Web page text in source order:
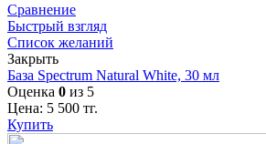
Сравнение
Быстрый взгляд
Список желаний
Закрыть
База Spectrum Natural White, 30 мл
Оценка 0 из 5
Цена: 5 500 тг.
Купить